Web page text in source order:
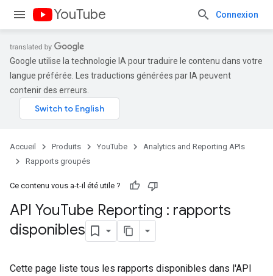
YouTube Connexion
Google utilise la technologie IA pour traduire le contenu dans votre
langue préférée. Les traductions générées par IA peuvent
contenir des erreurs.
Accueil Produits YouTube
Analytics and Reporting APIs
Rapports groupés
Ce contenu vous a-t-il été utile ?
API YouTube Reporting : rapports
disponibles
Cette page liste tous les rapports disponibles dans l'API